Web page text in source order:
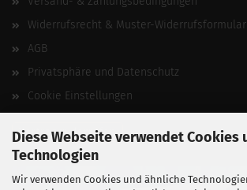
Diese Webseite verwendet Cookies
Technologien
Wir verwenden Cookies und ähnliche
Widerrufsrecht & Muster-Widerrufsformular
AGB
Privatsphäre und Datenschutz
Cookie Einstellungen
Vertrag widerrufen